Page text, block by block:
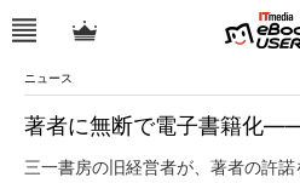
ニュース
著者に無断で電子書籍化
三一書房の旧経営者が、著者の許